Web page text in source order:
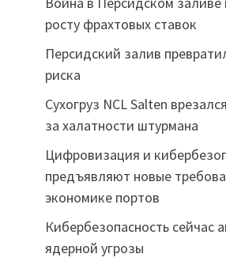
росту фрахтовых ставок
Персидский залив
риска
Сухогруз NCL Salten
за халатности штурмана
Цифровизация и
предъявляют новые
экономике портов
Кибербезопасность сейчас
ядерной угрозы